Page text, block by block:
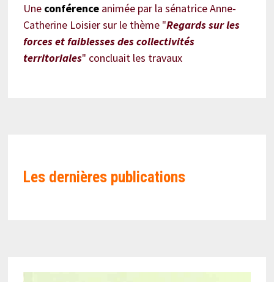
Une conférence animée par la sénatrice Anne-
Catherine Loisier sur le thème "Regards sur les
forces et faiblesses des collectivités
territoriales" concluait les travaux
Les dernières publications